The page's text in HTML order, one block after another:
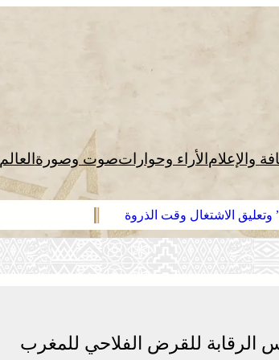
والإعلام الأراء وحواراتصوت وصورة العالم
وتعليق الاشتغال وقت الذروة
الرقابة للقرض الفلاحي للمغرب